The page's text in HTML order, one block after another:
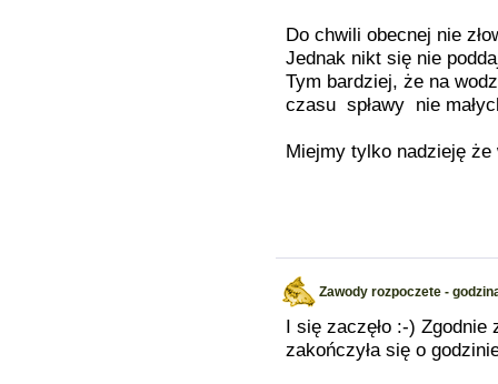
Do chwili obecnej nie
Jednak nikt się nie
Tym bardziej, że na
czasu spławy nie
Miejmy tylko nadzieję
Zawody rozpoczete -
I się zaczęło :-)
zakończyła się o